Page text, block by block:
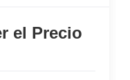
el Precio